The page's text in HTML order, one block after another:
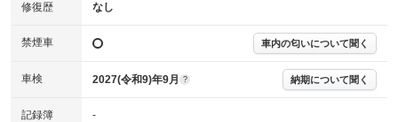
※実際にお渡しする故障診断書につきましては、形式および表示項目が異
※グー故障診断書はあくまでも実施時点での診断結果となります。将来に
わたり車両状態を担保するものではありませんので、車両情報等の詳細は
修復歴 なし
禁煙車 車内の匂いについて聞く
車検 2027(令和9)年9月 ? 納期について聞く
記録簿 -